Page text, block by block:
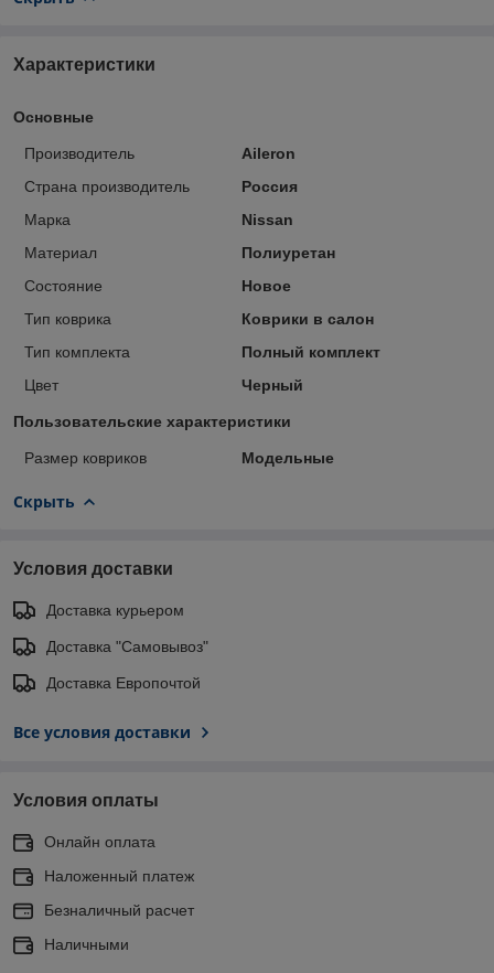
Характеристики
Основные
Производитель
Aileron
Страна производитель
Россия
Марка
Nissan
Материал
Полиуретан
Состояние
Новое
Тип коврика
Коврики в салон
Тип комплекта
Полный комплект
Цвет
Черный
Пользовательские характеристики
Размер ковриков Модельные
Скрыть
Условия доставки
Доставка курьером
Доставка "Самовывоз"
Доставка Европочтой
Все условия доставки
Условия оплаты
Онлайн оплата
Наложенный платеж
Безналичный расчет
Наличными